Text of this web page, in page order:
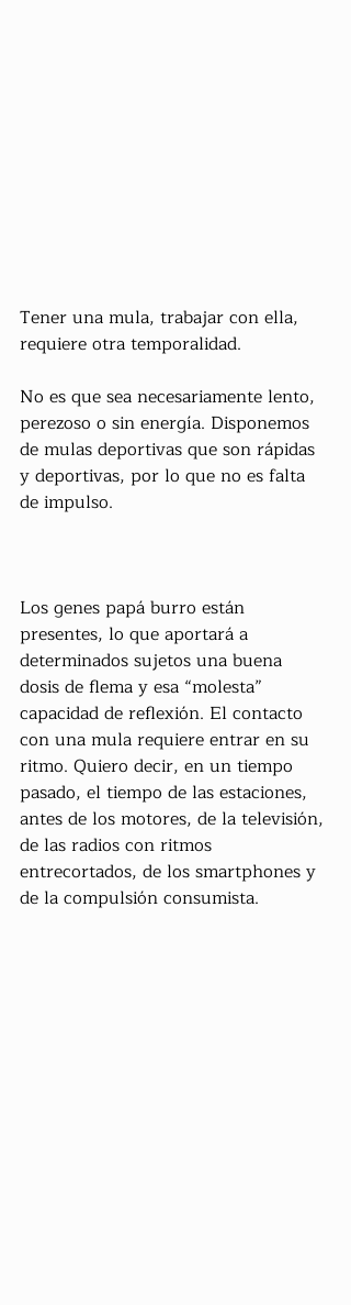
Tener una mula, trabajar con ella,
requiere otra temporalidad.
No es que sea necesariamente lento,
perezoso o sin energía. Disponemos
de mulas deportivas que son rápidas
y deportivas, por lo que no es falta
de impulso.
Los genes papá burro están
presentes, lo que aportará a
determinados sujetos una buena
dosis de flema y esa “molesta”
capacidad de reflexión. El contacto
con una mula requiere entrar en su
ritmo. Quiero decir, en un tiempo
pasado, el tiempo de las estaciones,
antes de los motores, de la televisión,
de las radios con ritmos
entrecortados, de los smartphones y
de la compulsión consumista.